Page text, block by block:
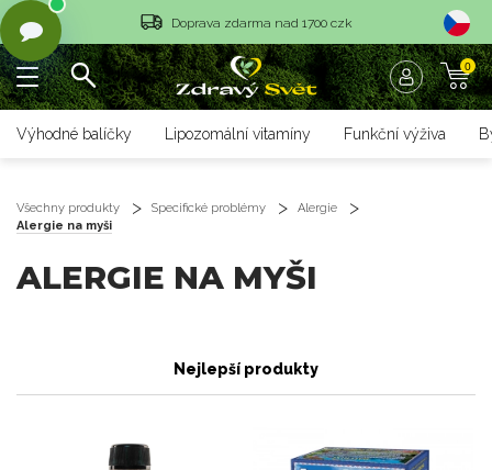
Vrácení objednávky do 14 dnů
Rychlé dodání <36 hodin
Doprava zdarma nad 1700 czk
0
Výhodné balíčky Lipozomální vitamíny Funkční výživa
Všechny produkty Specifické problémy
Alergie
Alergie na myši
ALERGIE NA MYŠI
Nejlepší produkty